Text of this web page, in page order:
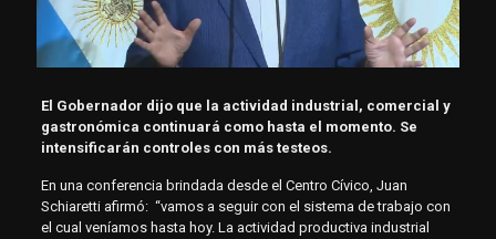
El Gobernador dijo que la actividad industrial, comercial y
gastronómica continuará como hasta el momento. Se
intensificarán controles con más testeos.
En una conferencia brindada desde el Centro Cívico, Juan
Schiaretti afirmó: “vamos a seguir con el sistema de trabajo con
el cual veníamos hasta hoy. La actividad productiva industrial